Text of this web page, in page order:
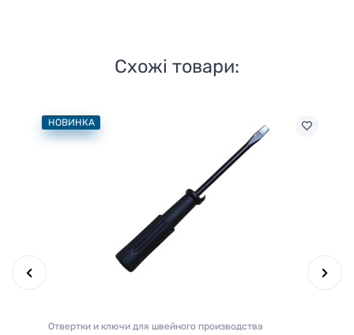
Схожі товари:
НОВИНКА
Отвертки и ключи для швейного производства